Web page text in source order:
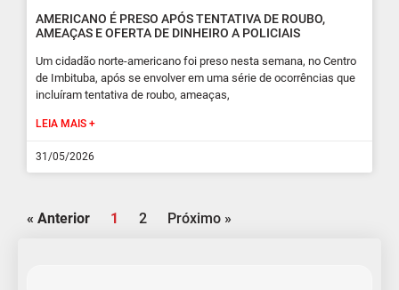
AMERICANO É PRESO APÓS TENTATIVA DE ROUBO,
AMEAÇAS E OFERTA DE DINHEIRO A POLICIAIS
Um cidadão norte-americano foi preso nesta semana, no Centro
de Imbituba, após se envolver em uma série de ocorrências que
incluíram tentativa de roubo, ameaças,
LEIA MAIS +
31/05/2026
« Anterior 1 2 Próximo »